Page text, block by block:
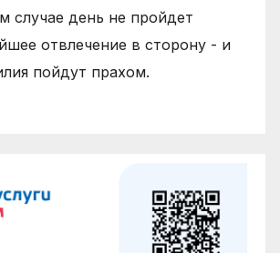
случае день не пройдет
отвлечение в сторону - и
пойдут прахом.